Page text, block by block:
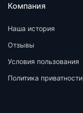
Компания
Наша история
Отзывы
Условия пользования
Политика приватности